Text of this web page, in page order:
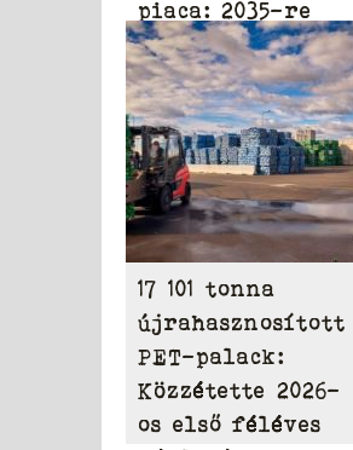
piaca: 2035-re
elérheti a 31,95
milliárd dollárt
17 101 tonna
újrahasznosított
PET-palack:
Közzétette 2026-
os első féléves